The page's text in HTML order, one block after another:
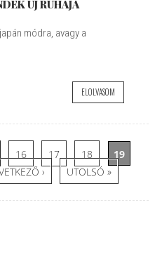
ÚJ RUHÁJA
módra, avagy a
ELOLVASOM
16 17 18
19
› UTOLSÓ »